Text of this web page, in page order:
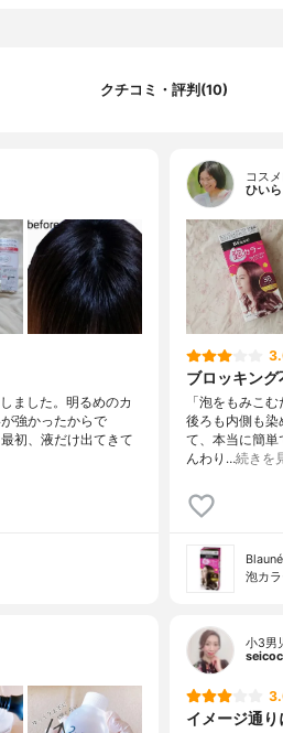
クチコミ・評判(10)
ました。明るめのカ
強かったからで
初、液だけ出てきて
コス
ひい
ブロッキン
「泡をもみこ
後ろも内側も染
て、本当に簡単
んわり…続きを
泡カ
小3男
イメージ通